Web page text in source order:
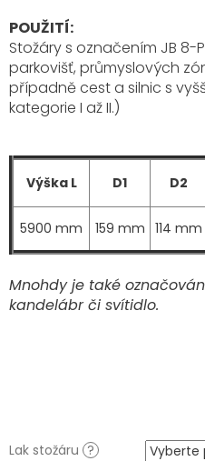
Lak stožáru ?
POUŽITÍ:
Stožáry s označením JB 8-P
parkovišť, průmyslových
případně cest a silnic s
kategorie I až II.)
Výška L D1 D2
5900 mm 159 mm 114 mm
Mnohdy je také
kandelábr či svítidlo.